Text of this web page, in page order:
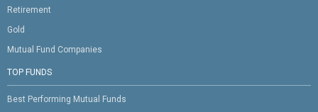
Retirement
Gold
Mutual Fund Companies
TOP FUNDS
Best Performing Mutual Funds